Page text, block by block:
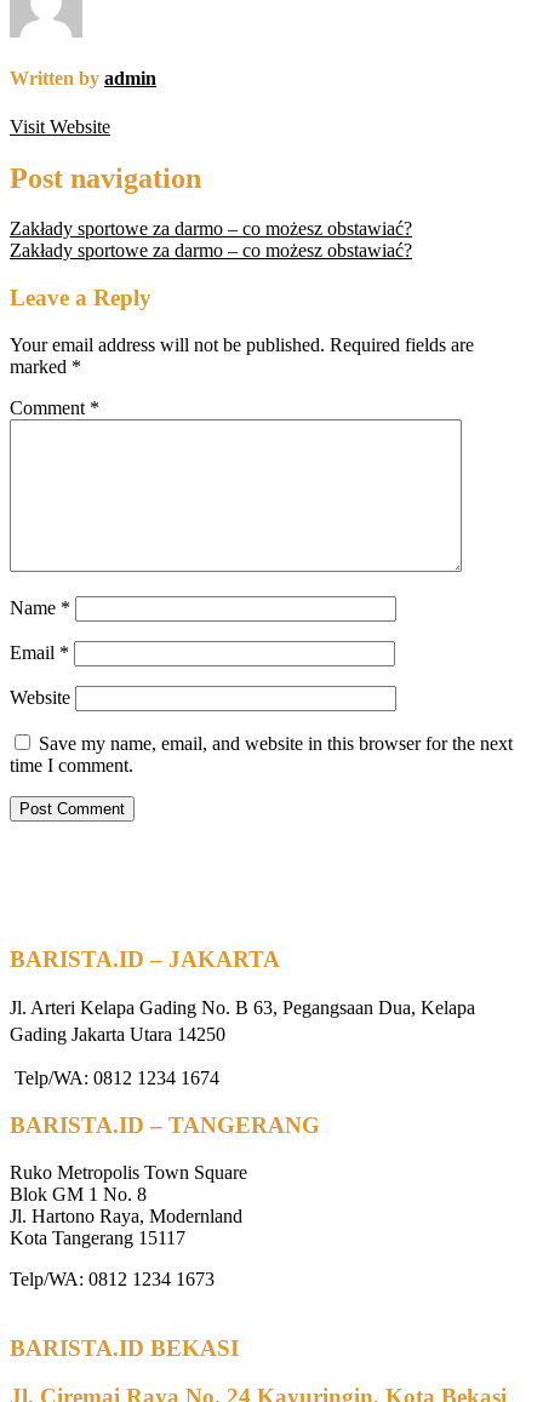
Written by admin
Visit Website
Post navigation
Zakłady sportowe za darmo – co możesz obstawiać?
Zakłady sportowe za darmo – co możesz obstawiać?
Leave a Reply
Your email address will not be published. Required fields are
marked *
Comment *
Name *
Email *
Website
Save my name, email, and website in this browser for the next
time I comment.
BARISTA.ID – JAKARTA
Jl. Arteri Kelapa Gading No. B 63, Pegangsaan Dua, Kelapa
Gading Jakarta Utara 14250
Telp/WA: 0812 1234 1674
BARISTA.ID – TANGERANG
Ruko Metropolis Town Square
Blok GM 1 No. 8
Jl. Hartono Raya, Modernland
Kota Tangerang 15117
Telp/WA: 0812 1234 1673
BARISTA.ID BEKASI
Jl. Ciremai Raya No. 24 Kayuringin, Kota Bekasi